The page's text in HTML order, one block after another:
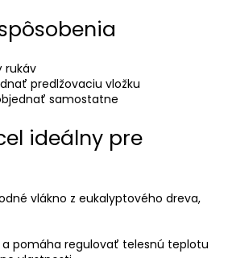
rukáv
predlžovaciu vložku
samostatne
ideálny pre
vlákno z eukalyptového dreva,
pomáha regulovať telesnú teplotu